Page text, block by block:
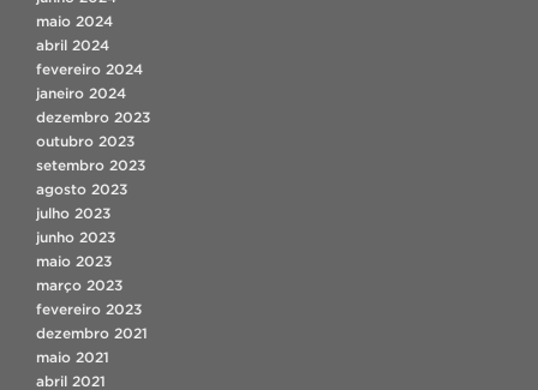
maio 2024
abril 2024
fevereiro 2024
janeiro 2024
dezembro 2023
outubro 2023
setembro 2023
agosto 2023
julho 2023
junho 2023
maio 2023
março 2023
fevereiro 2023
dezembro 2021
maio 2021
abril 2021